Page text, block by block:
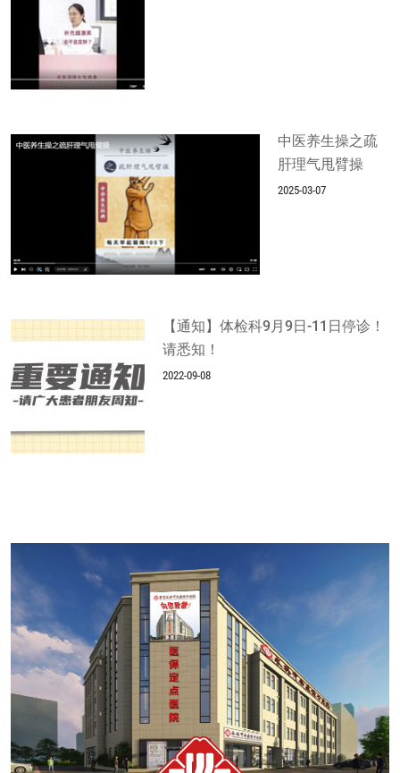
中医养生操之疏
肝理气甩臂操
2025-03-07
【通知】体检科9月9日-11日停诊！
请悉知！
2022-09-08